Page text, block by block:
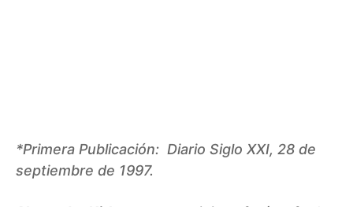
*Primera Publicación: Diario Siglo XXI, 28 de
septiembre de 1997.